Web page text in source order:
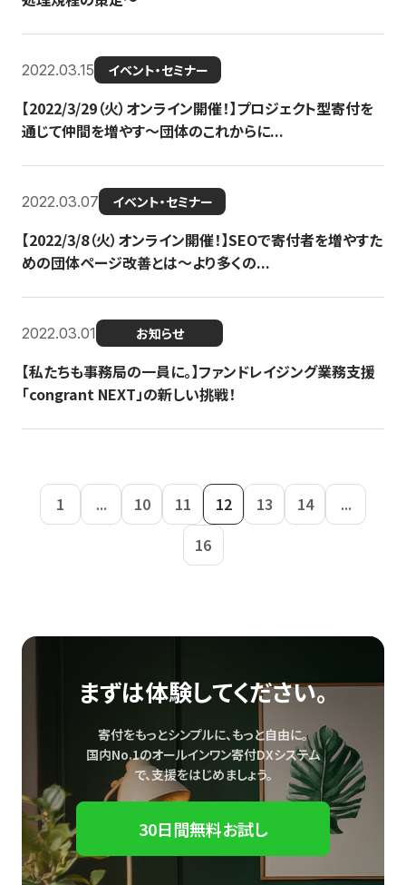
2022.03.15 イベント・セミナー
【2022/3/29（火）オンライン開催！】プロジェクト型寄付を
通じて仲間を増やす～団体のこれからに...
2022.03.07 イベント・セミナー
【2022/3/8（火）オンライン開催！】SEOで寄付者を増やすた
めの団体ページ改善とは～より多くの...
2022.03.01 お知らせ
【私たちも事務局の一員に。】ファンドレイジング業務支援
「congrant NEXT」の新しい挑戦！
1 ... 10 11 12 13 14
...
16
まずは体験してください。
寄付をもっとシンプルに、もっと自由に。
国内No.1のオールインワン寄付DXシステム
で、支援をはじめましょう。
30日間無料お試し